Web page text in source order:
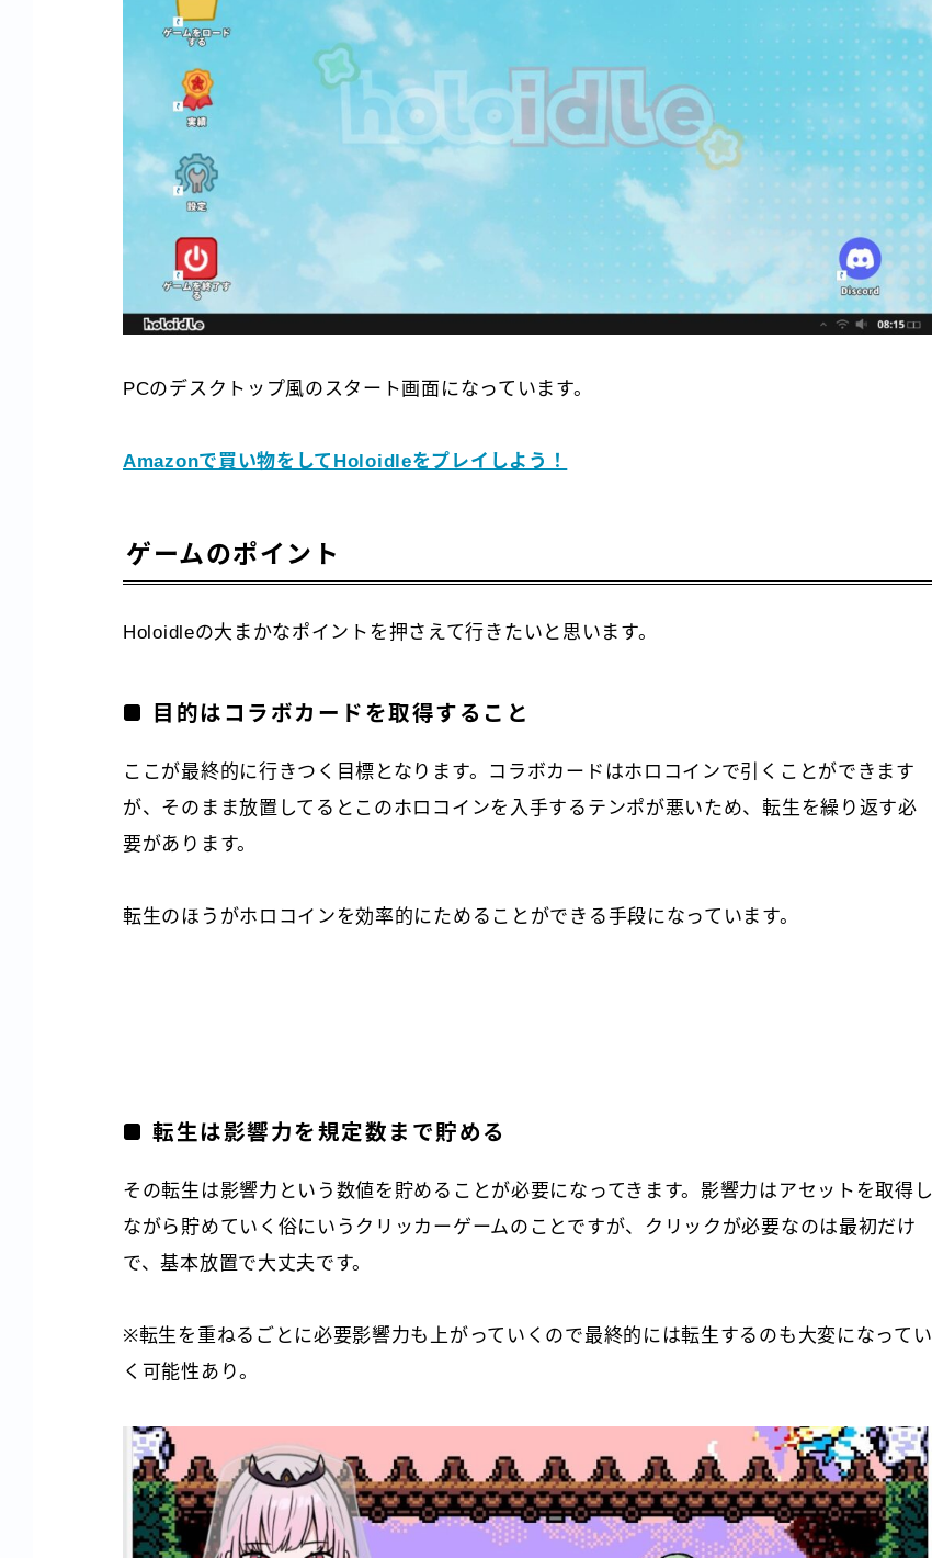
PCのデスクトップ風のスタート画面になっています。
Amazonで買い物をしてHoloidleをプレイしよう！
ゲームのポイント
Holoidleの大まかなポイントを押さえて行きたいと思います。
目的はコラボカードを取得すること
ここが最終的に行きつく目標となります。コラボカードはホロコインで引くことができます
が、そのまま放置してるとこのホロコインを入手するテンポが悪いため、転生を繰り返す必
要があります。
転生のほうがホロコインを効率的にためることができる手段になっています。
転生は影響力を規定数まで貯める
その転生は影響力という数値を貯めることが必要になってきます。影響力はアセットを取得し
ながら貯めていく俗にいうクリッカーゲームのことですが、クリックが必要なのは最初だけ
で、基本放置で大丈夫です。
※転生を重ねるごとに必要影響力も上がっていくので最終的には転生するのも大変になってい
く可能性あり。